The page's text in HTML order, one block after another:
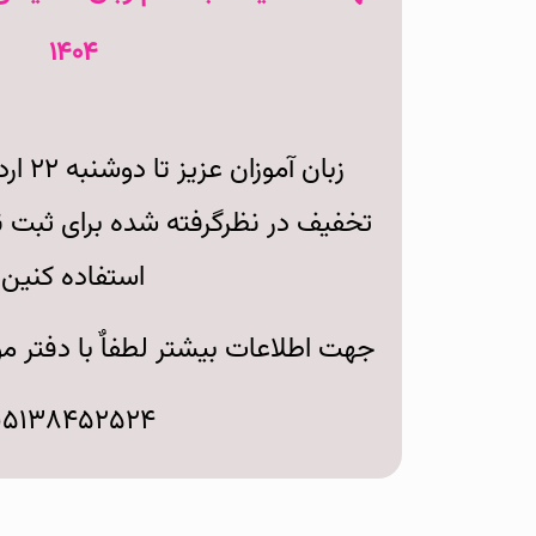
۱۴۰۴
استفاده کنین
جهت اطلاعات بیشتر لطفاٌ با